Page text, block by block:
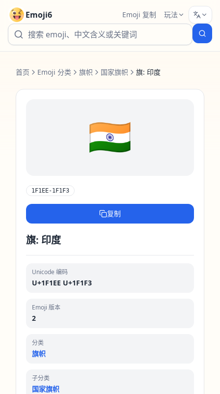
Emoji6 Emoji 复制 玩法
首页 Emoji 分类 旗帜 国家旗帜 旗: 印度
🇮🇳
1F1EE-1F1F3
复制
旗: 印度
Unicode 编码
U+1F1EE U+1F1F3
Emoji 版本
2
分类
旗帜
子分类
国家旗帜